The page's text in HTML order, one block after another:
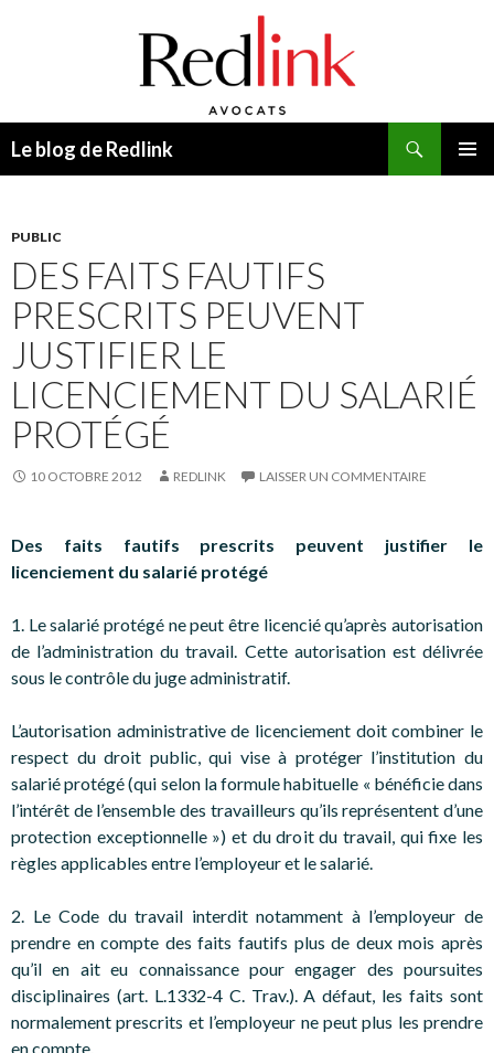
Le blog de Redlink
PUBLIC
DES FAITS FAUTIFS
PRESCRITS PEUVENT
JUSTIFIER LE
LICENCIEMENT DU SALARIÉ
PROTÉGÉ
10 OCTOBRE 2012 REDLINK LAISSER UN COMMENTAIRE
Des faits fautifs prescrits peuvent justifier le
licenciement du salarié protégé
1. Le salarié protégé ne peut être licencié qu’après autorisation
de l’administration du travail. Cette autorisation est délivrée
sous le contrôle du juge administratif.
L’autorisation administrative de licenciement doit combiner le
respect du droit public, qui vise à protéger l’institution du
salarié protégé (qui selon la formule habituelle « bénéficie dans
l’intérêt de l’ensemble des travailleurs qu’ils représentent d’une
protection exceptionnelle ») et du droit du travail, qui fixe les
règles applicables entre l’employeur et le salarié.
2. Le Code du travail interdit notamment à l’employeur de
prendre en compte des faits fautifs plus de deux mois après
qu’il en ait eu connaissance pour engager des poursuites
disciplinaires (art. L.1332-4 C. Trav.). A défaut, les faits sont
normalement prescrits et l’employeur ne peut plus les prendre
en compte.